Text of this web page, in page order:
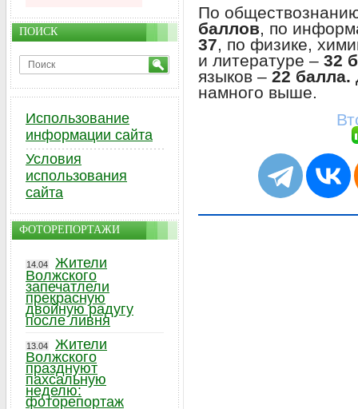
По
баллов, по
37, по физике,
и литературе – 32
языков – 22 балла.
намного выше.
ПОИСК
Использование
информации сайта
Условия
использования
сайта
ФОТОРЕПОРТАЖИ
14.04
Жители
Волжского
запечатлели
прекрасную
двойную радугу
после ливня
13.04
Жители
Волжского
празднуют
пахсальную
неделю:
фоторепортаж